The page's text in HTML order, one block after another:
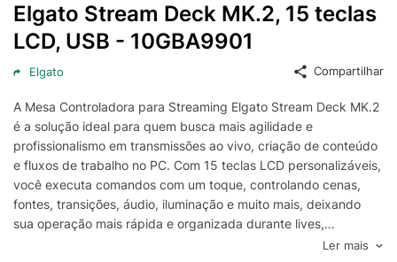
Elgato Stream Deck MK.2, 15 teclas
LCD, USB - 10GBA9901
Elgato Compartilhar
A Mesa Controladora para Streaming Elgato Stream Deck MK.2
é a solução ideal para quem busca mais agilidade e
profissionalismo em transmissões ao vivo, criação de conteúdo
e fluxos de trabalho no PC. Com 15 teclas LCD personalizáveis,
você executa comandos com um toque, controlando cenas,
fontes, transições, áudio, iluminação e muito mais, deixando
sua operação mais rápida e organizada durante lives,
Ler mais